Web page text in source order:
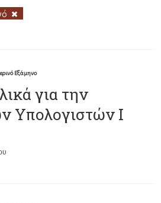
Εξάμηνο
για την
Υπολογιστών Ι